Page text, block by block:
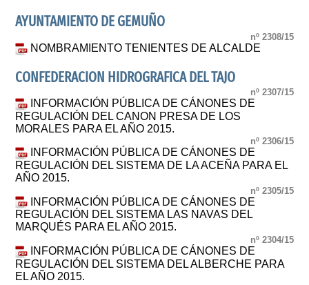
AYUNTAMIENTO DE GEMUÑO
nº 2308/15
NOMBRAMIENTO TENIENTES DE ALCALDE
CONFEDERACION HIDROGRAFICA DEL TAJO
nº 2307/15
INFORMACIÓN PÚBLICA DE CÁNONES DE
REGULACIÓN DEL CANON PRESA DE LOS
MORALES PARA EL AÑO 2015.
nº 2306/15
INFORMACIÓN PÚBLICA DE CÁNONES DE
REGULACIÓN DEL SISTEMA DE LA ACEÑA PARA EL
AÑO 2015.
nº 2305/15
INFORMACIÓN PÚBLICA DE CÁNONES DE
REGULACIÓN DEL SISTEMA LAS NAVAS DEL
MARQUÉS PARA EL AÑO 2015.
nº 2304/15
INFORMACIÓN PÚBLICA DE CÁNONES DE
REGULACIÓN DEL SISTEMA DEL ALBERCHE PARA
EL AÑO 2015.